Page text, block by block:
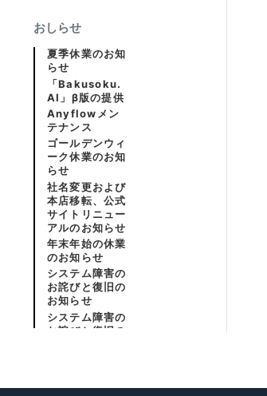
おしらせ
夏季休業のお知
らせ
「Bakusoku.
AI」β版の提供
Anyflowメン
テナンス
ゴールデンウィ
ーク休業のお知
らせ
社名変更および
本店移転、公式
サイトリニュー
アルのお知らせ
年末年始の休業
のお知らせ
システム障害の
お詫びと復旧の
お知らせ
システム障害の
お詫びと復旧の
アプリケーショ